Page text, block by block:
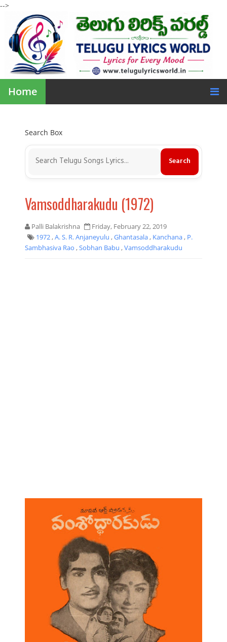
-->
Home
Search Box
Vamsoddharakudu (1972)
Palli Balakrishna
Friday, February 22, 2019
1972,A. S. R. Anjaneyulu ,Ghantasala, Kanchana, P.
Sambhasiva Rao ,Sobhan Babu ,Vamsoddharakudu